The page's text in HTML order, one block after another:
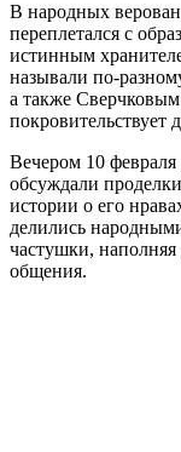
В народных
переплетался с
истинным
называли по-
а также
Вечером 10 февраля
обсуждали
истории о его
делились
частушки, наполняя
общения.